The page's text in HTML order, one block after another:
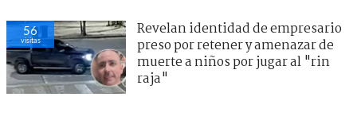
56
visitas
Revelan identidad de empresario
preso por retener y amenazar de
muerte a niños por jugar al "rin
raja"